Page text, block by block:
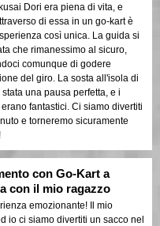
Dori era piena di vita, e
di essa in un go-kart è
così unica. La guida si
che rimanessimo al sicuro,
comunque di godere
del giro. La sosta all'isola di
una pausa perfetta, e i
fantastici. Ci siamo divertiti
e torneremo sicuramente
con Go-Kart a
con il mio ragazzo
emozionante! Il mio
io ci siamo divertiti un sacco nel